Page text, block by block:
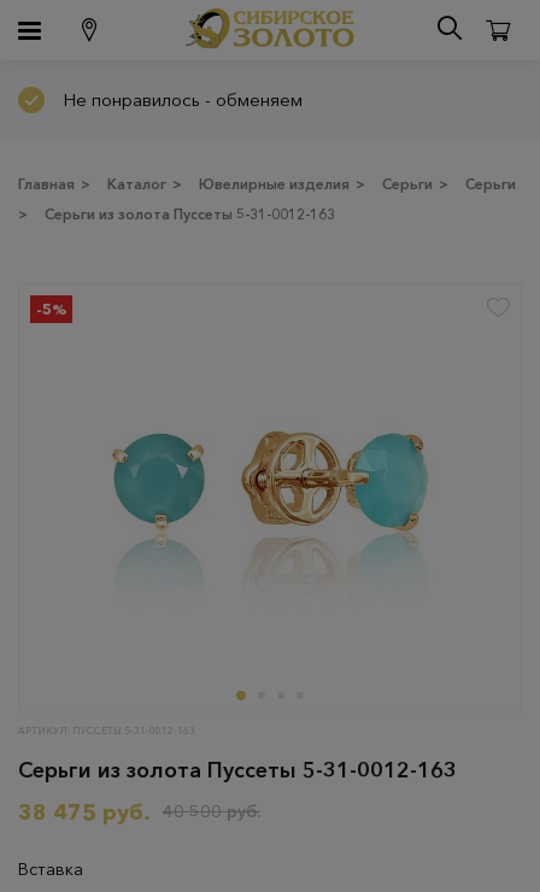
Не понравилось - обменяем
Главная > Каталог > Ювелирные изделия > Серьги >
Серьги
>
Серьги из золота Пуссеты 5-31-0012-163
-5%
АРТИКУЛ: ПУССЕТЫ 5-31-0012-163
Серьги из золота Пуссеты 5-31-0012-163
38 475 руб.
40 500 руб.
Вставка